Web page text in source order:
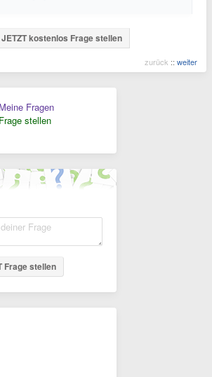
JETZT kostenlos Frage stellen
zurück :: weiter
Meine Fragen
Frage stellen
Frage stellen